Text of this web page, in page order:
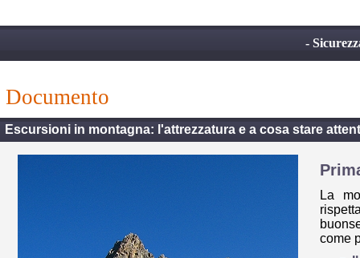
-
documento
Escursioni in montagna: l'attrezzatura e a cosa stare
La
come